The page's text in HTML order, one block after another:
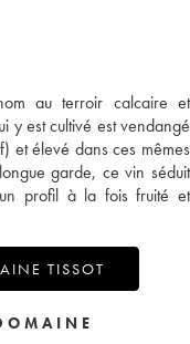
au terroir calcaire et
y est cultivé est vendangé
et élevé dans ces mêmes
garde, ce vin séduit
profil à la fois fruité et
TISSOT